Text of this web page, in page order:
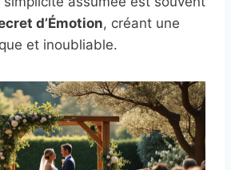
d’Émotion, créant une
et inoubliable.